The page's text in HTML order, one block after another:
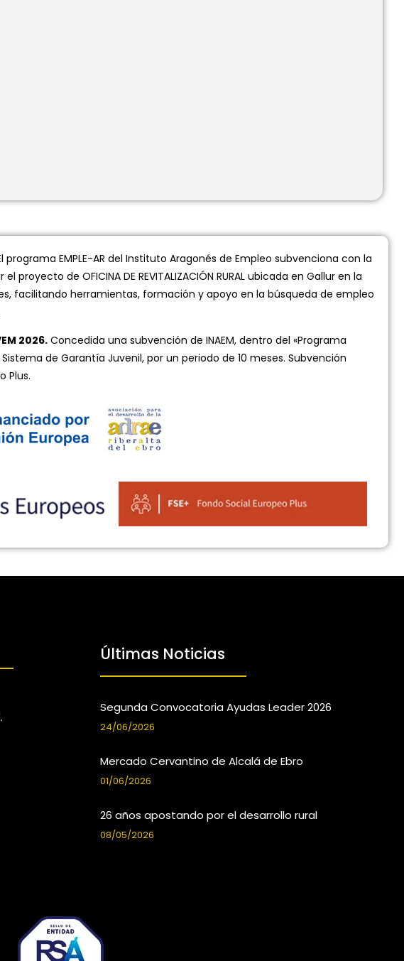
programa EMPLE-AR del Instituto Aragonés de Empleo subvenciona con la
de OFICINA DE REVITALIZACIÓN RURAL ubicada en Gallur en la
facilitando herramientas, formación y apoyo en la búsqueda de empleo
2026. Concedida una subvención de INAEM, dentro del «Programa
de Garantía Juvenil, por un periodo de 10 meses. Subvención
Plus.
Últimas Noticias
Segunda Convocatoria Ayudas Leader 2026
24/06/2026
Mercado Cervantino de Alcalá de Ebro
01/06/2026
26 años apostando por el desarrollo rural
08/05/2026